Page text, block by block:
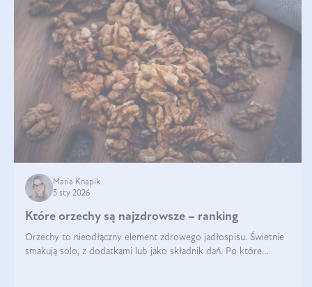
Maria Knapik
5 sty 2026
Które orzechy są najzdrowsze – ranking
Orzechy to nieodłączny element zdrowego jadłospisu. Świetnie
smakują solo, z dodatkami lub jako składnik dań. Po które